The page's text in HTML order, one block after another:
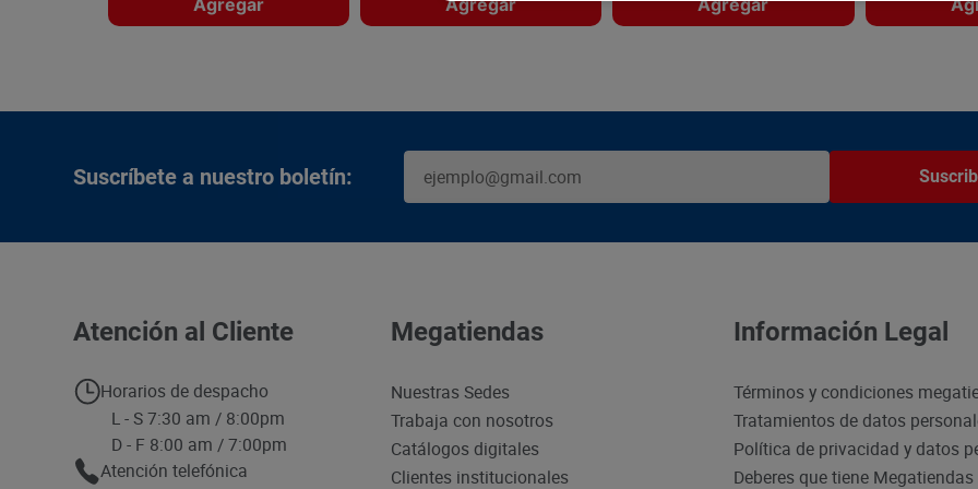
Suscríbete a nuestro boletín:
Atención al Cliente
Horarios de despacho
L - S 7:30 am / 8:00pm
D - F 8:00 am / 7:00pm
Atención telefónica
Megatiendas
Nuestras Sedes
Trabaja con nosotros
Catálogos digitales
Clientes institucionales
Información Legal
Términos y condiciones
Tratamientos de datos
Política de privacidad y datos
Deberes que tiene